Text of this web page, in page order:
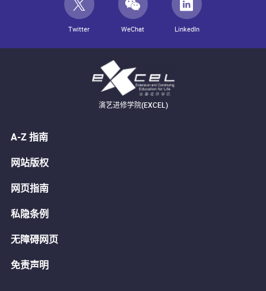
Twitter WeChat LinkedIn
演艺进修学院(EXCEL)
A-Z 指南
网站版权
网页指南
私隐条例
无障碍网页
免责声明